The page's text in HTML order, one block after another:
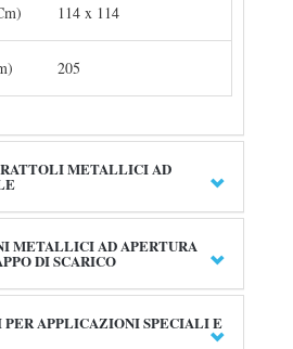
114 x 114
205
METALLICI AD
METALLICI AD APERTURA
DI SCARICO
APPLICAZIONI SPECIALI E